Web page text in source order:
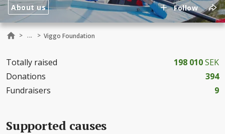
About us Follow
> ... > Viggo Foundation
Totally raised 198 010SEK
Donations
394
Fundraisers
9
Supported causes